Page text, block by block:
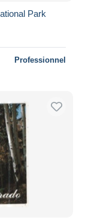
Park
Professionnel